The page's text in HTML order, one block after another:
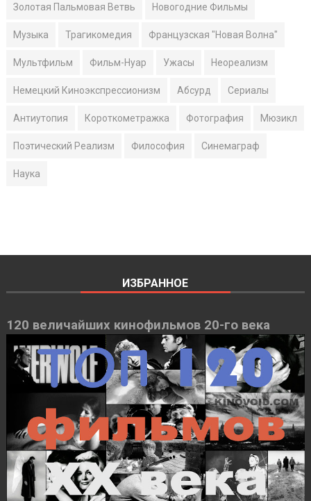
Золотая Пальмовая Ветвь Новогодние Фильмы
Музыка Трагикомедия Французская "Новая Волна"
Мультфильм Фильм-Нуар Ужасы Неореализм
Немецкий Киноэкспрессионизм Абсурд Сериалы
Антиутопия Короткометражка Фотография Мюзикл
Поэтический Реализм Философия Синемаграф
Наука
ИЗБРАННОЕ
120 величайших кинофильмов 20-го века